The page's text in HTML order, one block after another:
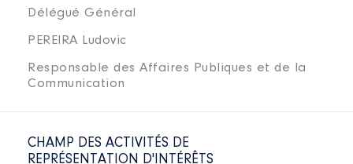
Délégué Général
PEREIRA Ludovic
Responsable des Affaires Publiques et de la
Communication
CHAMP DES ACTIVITÉS DE
REPRÉSENTATION D'INTÉRÊTS